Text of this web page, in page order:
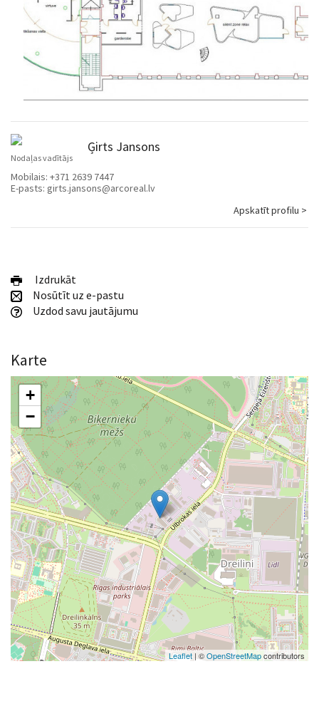
Ģirts Jansons
Nodaļas vadītājs
Mobilais: +371 2639 7447
E-pasts: girts.jansons@arcoreal.lv
Apskatīt profilu >
Izdrukāt
Nosūtīt uz e-pastu
Uzdod savu jautājumu
Karte
+
−
Leaflet | ©OpenStreetMapcontributors